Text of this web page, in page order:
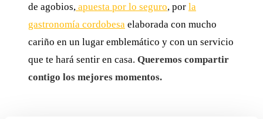
de agobios, apuesta por lo seguro, por la
gastronomía cordobesa elaborada con mucho
cariño en un lugar emblemático y con un servicio
que te hará sentir en casa. Queremos compartir
contigo los mejores momentos.